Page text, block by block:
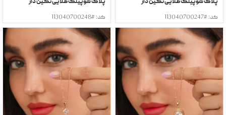
کد: #113040700247 کد: #113040700248